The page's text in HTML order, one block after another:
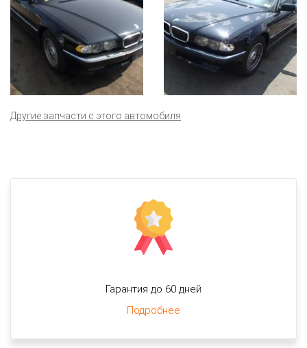
Другие запчасти с этого автомобиля
Гарантия до 60 дней
Подробнее